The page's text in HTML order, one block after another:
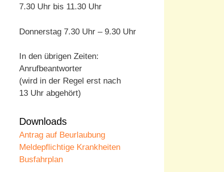
7.30 Uhr bis 11.30 Uhr
Donnerstag 7.30 Uhr – 9.30 Uhr
In den übrigen Zeiten:
Anrufbeantworter
(wird in der Regel erst nach
13 Uhr abgehört)
Downloads
Antrag auf Beurlaubung
Meldepflichtige Krankheiten
Busfahrplan